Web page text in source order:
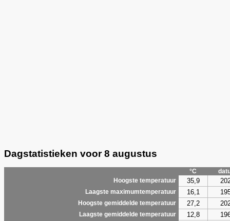
Dagstatistieken voor 8 augustus
°C
Hoogste temperatuur
35,9
Laagste maximumtemperatuur 16,1
Hoogste gemiddelde temperatuur 27,2
Laagste gemiddelde temperatuur 12,8